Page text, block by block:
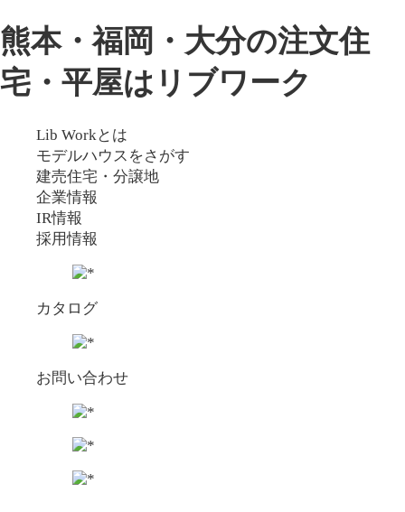
熊本・福岡・大分の注文住
宅・平屋はリブワーク
Lib Workとは
モデルハウスをさがす
建売住宅・分譲地
企業情報
IR情報
採用情報
カタログ
お問い合わせ